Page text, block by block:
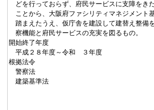
どを行っておらず、府民サービスに支障をき
ことから、大阪府ファシリティマネジメント
踏まえたうえ、仮庁舎を建設して建替え整備
察機能と府民サービスの充実を図るもの。
開始終了年度
平成２８年度～令和 ３年度
根拠法令
警察法
建築基準法